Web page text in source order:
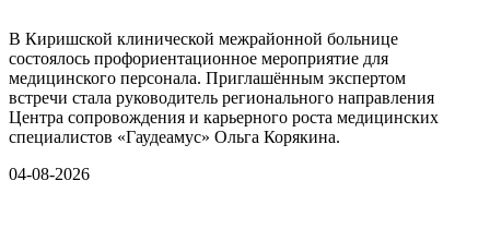
В Киришской клинической межрайонной больнице
состоялось профориентационное мероприятие для
медицинского персонала. Приглашённым экспертом
встречи стала руководитель регионального направления
Центра сопровождения и карьерного роста медицинских
специалистов «Гаудеамус» Ольга Корякина.
04-08-2026